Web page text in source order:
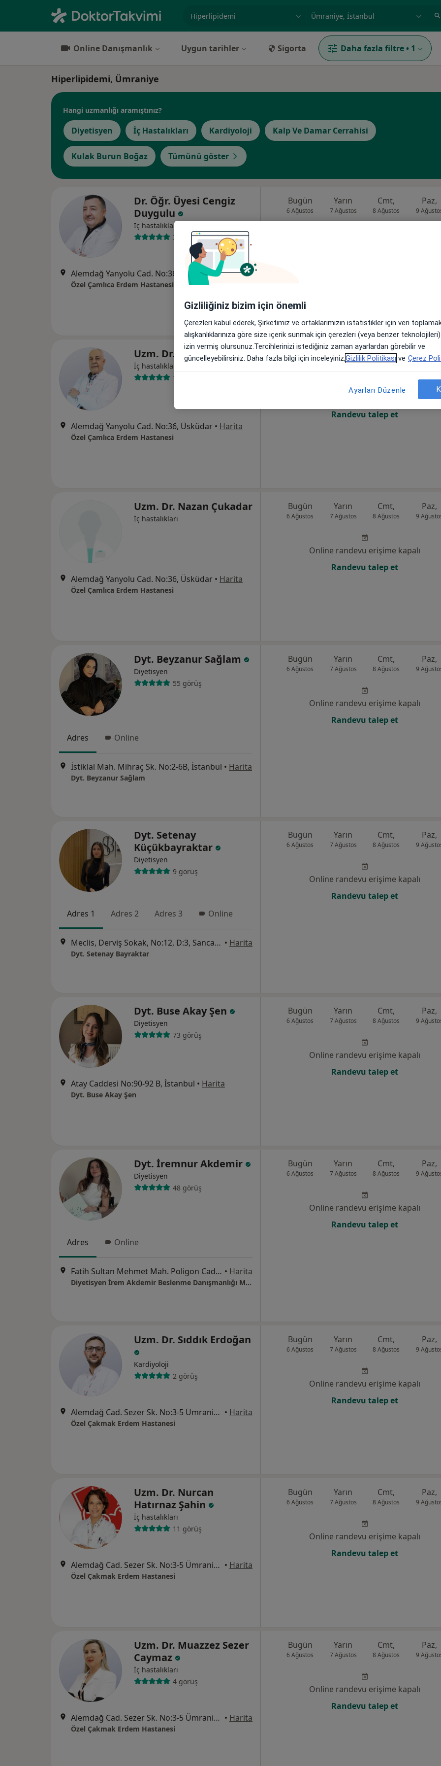
Uzmanlık, ilgi alanı ve hastalık, isimörnek: İstanbul
Online Danışmanlık Uygun tarihler Sigorta Daha fazla filtre • 1
Hiperlipidemi, Ümraniye
Hangi uzmanlığı aramıştınız?
Diyetisyen İç Hastalıkları Kardiyoloji Kalp Ve Damar Cerrahisi
Kulak Burun Boğaz Tümünü göster
Dr. Öğr. Üyesi Cengiz
Duygulu
İç hastalıkları
3 görüş
Alemdağ Yanyolu Cad. No:36, Üsküdar•Harita
Özel Çamlıca Erdem Hastanesi
Bugün
6 Ağustos
Yarın
7 Ağustos
Cmt,
8 Ağustos
Paz,
9
Uzm. Dr. Ömer Aksu
İç hastalıkları
1 görüş
Alemdağ Yanyolu Cad. No:36, Üsküdar • Harita
Özel Çamlıca Erdem Hastanesi
Bugün
6 Ağustos
Yarın
7 Ağustos
Cmt,
8 Ağustos
Paz,
9
Online randevu erişime kapalı
Randevu talep et
Uzm. Dr. Nazan Çukadar
İç hastalıkları
Alemdağ Yanyolu Cad. No:36, Üsküdar • Harita
Özel Çamlıca Erdem Hastanesi
Bugün
6 Ağustos
Yarın
7 Ağustos
Cmt,
8 Ağustos
Paz,
9
Online randevu erişime kapalı
Randevu talep et
Dyt. Beyzanur Sağlam
Diyetisyen
55 görüş
Adres Online
İstiklal Mah. Mihraç Sk. No:2-6B, İstanbul • Harita
Dyt. Beyzanur Sağlam
Bugün
6 Ağustos
Yarın
7 Ağustos
Cmt,
8 Ağustos
Paz,
9
Online randevu erişime kapalı
Randevu talep et
Dyt. Setenay
Küçükbayraktar
Diyetisyen
9 görüş
Adres 1 Adres 2 Adres 3 Online
Meclis, Derviş Sokak, No:12, D:3, Sancaktepe • Harita
Dyt. Setenay Bayraktar
Bugün
6 Ağustos
Yarın
7 Ağustos
Cmt,
8 Ağustos
Paz,
9
Online randevu erişime kapalı
Randevu talep et
Dyt. Buse Akay Şen
Diyetisyen
73 görüş
Atay Caddesi No:90-92 B, İstanbul • Harita
Dyt. Buse Akay Şen
Bugün
6 Ağustos
Yarın
7 Ağustos
Cmt,
8 Ağustos
Paz,
9
Online randevu erişime kapalı
Randevu talep et
Dyt. İremnur Akdemir
Diyetisyen
48 görüş
Adres Online
Fatih Sultan Mehmet Mah. Poligon Cad. Şiir Sok. No:10 Kat:6 D:39 Relux Plaza, Tepeüstü, İstanbul • Harita
Diyetisyen İrem Akdemir Beslenme Danışmanlığı Merkezi
Bugün
6 Ağustos
Yarın
7 Ağustos
Cmt,
8 Ağustos
Paz,
9
Online randevu erişime kapalı
Randevu talep et
Uzm. Dr. Sıddık Erdoğan
Kardiyoloji
2 görüş
Alemdağ Cad. Sezer Sk. No:3-5 Ümraniye - İstanbul, Ümraniye • Harita
Özel Çakmak Erdem Hastanesi
Bugün
6 Ağustos
Yarın
7 Ağustos
Cmt,
8 Ağustos
Paz,
9
Online randevu erişime kapalı
Randevu talep et
Uzm. Dr. Nurcan
Hatırnaz Şahin
İç hastalıkları
11 görüş
Alemdağ Cad. Sezer Sk. No:3-5 Ümraniye - İstanbul, Ümraniye • Harita
Özel Çakmak Erdem Hastanesi
Bugün
6 Ağustos
Yarın
7 Ağustos
Cmt,
8 Ağustos
Paz,
9
Online randevu erişime kapalı
Randevu talep et
Uzm. Dr. Muazzez Sezer
Caymaz
İç hastalıkları
4 görüş
Alemdağ Cad. Sezer Sk. No:3-5 Ümraniye - İstanbul, Ümraniye • Harita
Özel Çakmak Erdem Hastanesi
Bugün
6 Ağustos
Yarın
7 Ağustos
Cmt,
8 Ağustos
Paz,
9
Online randevu erişime kapalı
Randevu talep et
Gizliliğiniz bizim için önemli
Çerezleri kabul ederek, Şirketimiz ve ortaklarımızın istatistikler için veri
alışkanlıklarınıza göre size içerik sunmak için çerezleri (veya benzer
izin vermiş olursunuz.Tercihlerinizi istediğiniz zaman ayarlardan görebilir ve
güncelleyebilirsiniz. Daha fazla bilgi için inceleyiniz,Gizlilik Politikası ve Çerez
Ayarları Düzenle